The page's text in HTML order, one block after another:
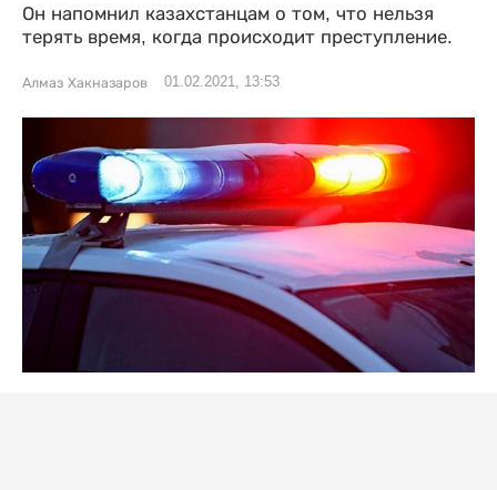
Он напомнил казахстанцам о том, что нельзя
терять время, когда происходит преступление.
Алмаз Хакназаров 01.02.2021, 13:53